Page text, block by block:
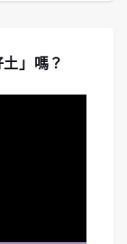
」嗎？